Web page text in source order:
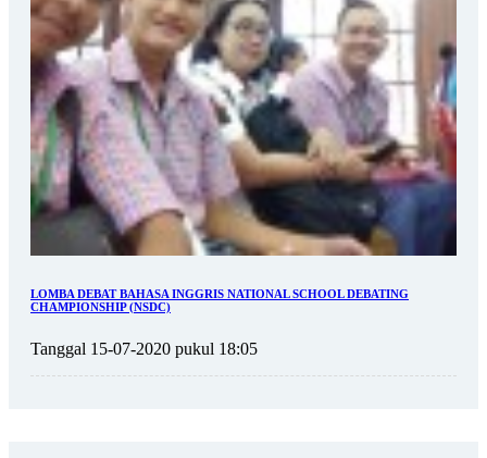
LOMBA DEBAT BAHASA INGGRIS NATIONAL SCHOOL DEBATING
CHAMPIONSHIP (NSDC)
Tanggal 15-07-2020 pukul 18:05